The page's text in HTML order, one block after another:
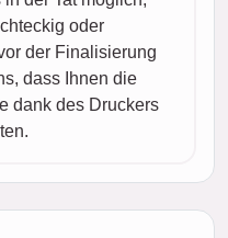
oder
der Finalisierung
dass Ihnen die
dank des Druckers